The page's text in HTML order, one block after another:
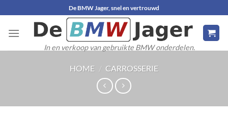
naar
inhoud
De BMW Jager, snel en vertrouwd
In en verkoop van gebruikte BMW onderdelen.
HOME / CARROSSERIE